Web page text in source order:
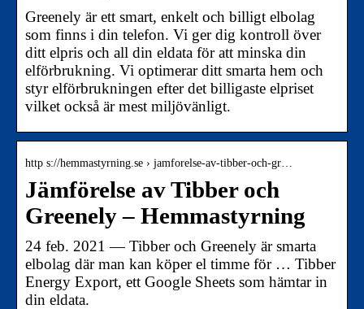
Greenely är ett smart, enkelt och billigt elbolag
som finns i din telefon. Vi ger dig kontroll över
ditt elpris och all din eldata för att minska din
elförbrukning. Vi optimerar ditt smarta hem och
styr elförbrukningen efter det billigaste elpriset
vilket också är mest miljövänligt.
http s://hemmastyrning.se › jamforelse-av-tibber-och-gr…
Jämförelse av Tibber och
Greenely – Hemmastyrning
24 feb. 2021 — Tibber och Greenely är smarta
elbolag där man kan köper el timme för … Tibber
Energy Export, ett Google Sheets som hämtar in
din eldata.